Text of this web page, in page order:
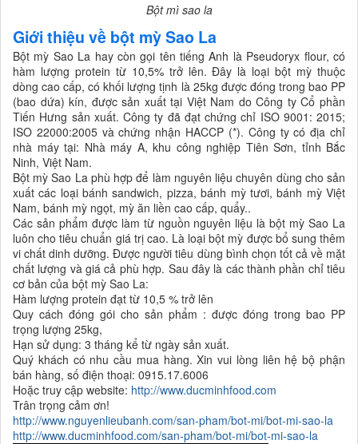
Bột mì sao la
Giới thiệu về bột mỳ Sao La
Bột mỳ Sao La hay còn gọi tên tiếng Anh là Pseudoryx flour, có
hàm lượng protein từ 10,5% trở lên. Đây là loại bột mỳ thuộc
dòng cao cấp, có khối lượng tịnh là 25kg được đóng trong bao PP
(bao dứa) kín, được sản xuất tại Việt Nam do Công ty Cổ phần
Tiến Hưng sản xuất. Công ty đã đạt chứng chỉ ISO 9001: 2015;
ISO 22000:2005 và chứng nhận HACCP (*). Công ty có địa chỉ
nhà máy tại: Nhà máy A, khu công nghiệp Tiên Sơn, tỉnh Bắc
Ninh, Việt Nam.
Bột mỳ Sao La phù hợp để làm nguyên liệu chuyên dùng cho sản
xuất các loại bánh sandwich, pizza, bánh mỳ tươi, bánh mỳ Việt
Nam, bánh mỳ ngọt, mỳ ăn liền cao cấp, quẩy..
Các sản phẩm được làm từ nguồn nguyên liệu là bột mỳ Sao La
luôn cho tiêu chuẩn giá trị cao. Là loại bột mỳ được bổ sung thêm
vi chất dinh dưỡng. Được người tiêu dùng bình chọn tốt cả về mặt
chất lượng và giá cả phù hợp. Sau đây là các thành phần chỉ tiêu
cơ bản của bột mỳ Sao La:
Hàm lượng protein đạt từ 10,5 % trở lên
Quy cách đóng gói cho sản phẩm : được đóng trong bao PP
trọng lượng 25kg,
Hạn sử dụng: 3 tháng kể từ ngày sản xuất.
Quý khách có nhu cầu mua hàng. Xin vui lòng liên hệ bộ phận
bán hàng, số điện thoại: 0915.17.6006
Hoặc truy cập website: http://www.ducminhfood.com
Trân trọng cảm ơn!
http://www.nguyenlieubanh.com/san-pham/bot-mi/bot-mi-sao-la
http://www.ducminhfood.com/san-pham/bot-mi/bot-mi-sao-la